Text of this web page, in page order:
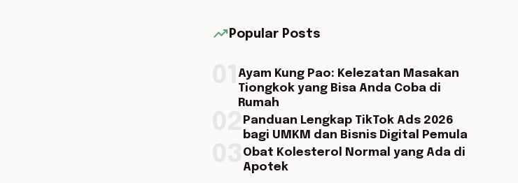
trending_up Popular Posts
Ayam Kung Pao: Kelezatan Masakan
Tiongkok yang Bisa Anda Coba di
Rumah
Panduan Lengkap TikTok Ads 2026
bagi UMKM dan Bisnis Digital Pemula
Obat Kolesterol Normal yang Ada di
Apotek